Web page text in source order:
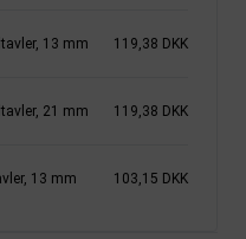
13 mm 119,38 DKK
21 mm 119,38 DKK
13 mm 103,15 DKK